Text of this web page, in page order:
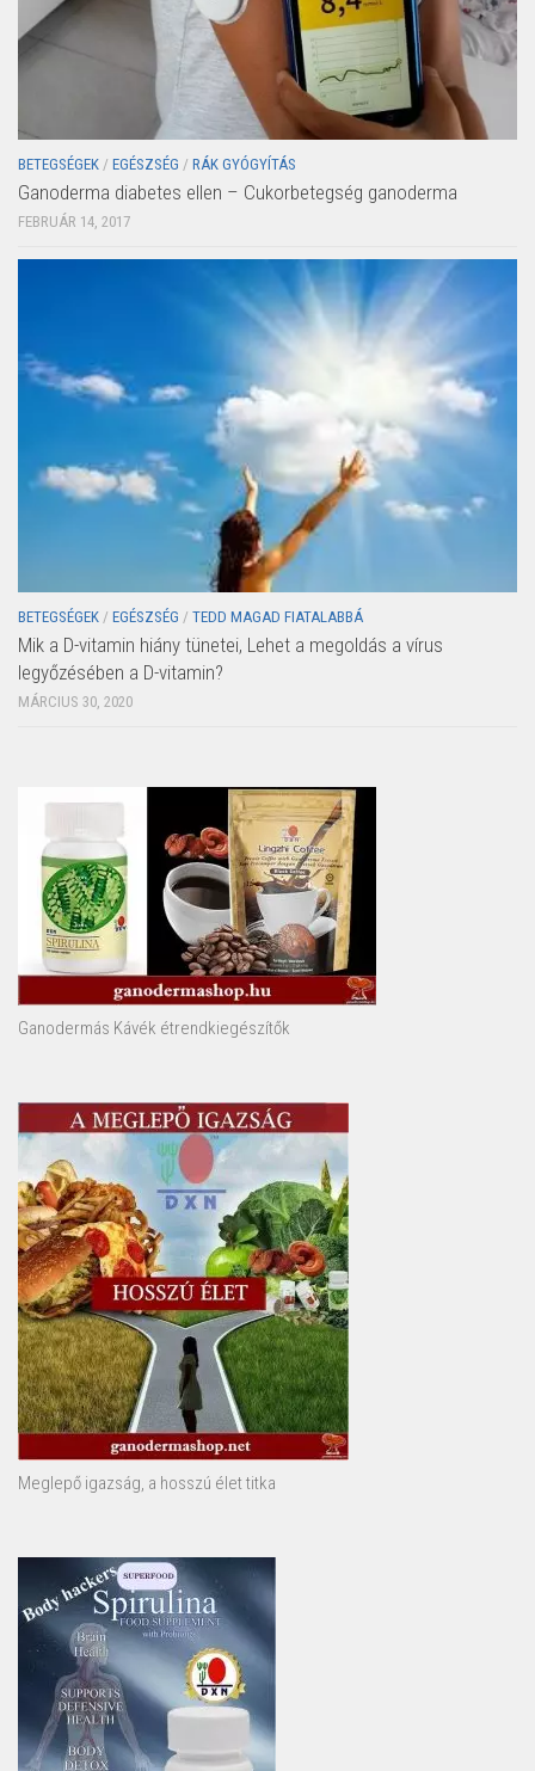
BETEGSÉGEK / EGÉSZSÉG / RÁK GYÓGYÍTÁS
Ganoderma diabetes ellen – Cukorbetegség ganoderma
FEBRUÁR 14, 2017
BETEGSÉGEK / EGÉSZSÉG / TEDD MAGAD FIATALABBÁ
Mik a D-vitamin hiány tünetei, Lehet a megoldás a vírus
legyőzésében a D-vitamin?
MÁRCIUS 30, 2020
Ganodermás Kávék étrendkiegészítők
Meglepő igazság, a hosszú élet titka